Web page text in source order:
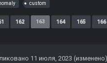
custom
162 163 164 165 166
11 июля, 2023 (изменено)